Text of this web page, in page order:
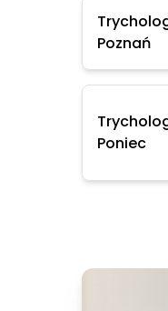
Poznań
Poniec